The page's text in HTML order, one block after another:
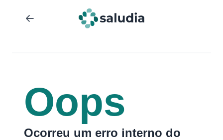
Oops
Ocorreu um erro interno do